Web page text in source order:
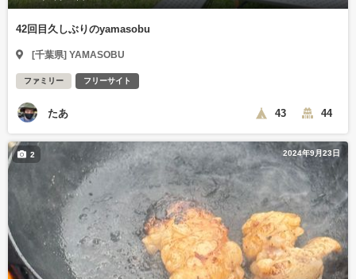
42回目久しぶりのyamasobu
[千葉県] YAMASOBU
ファミリー フリーサイト
たあ 43 44
2024年9月23日
2